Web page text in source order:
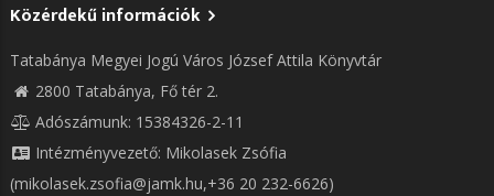
Közérdekű információk
Tatabánya Megyei Jogú Város József Attila Könyvtár
2800 Tatabánya, Fő tér 2.
Adószámunk: 15384326-2-11
Intézményvezető: Mikolasek Zsófia
(mikolasek.zsofia@jamk.hu,+36 20 232-6626)